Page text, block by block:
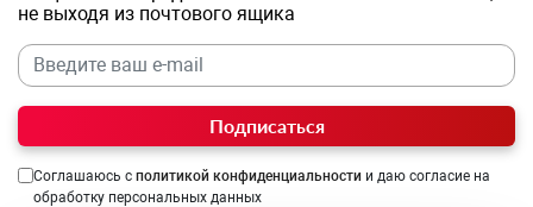
не выходя из почтового ящика
Подписаться
Соглашаюсь с политикой конфиденциальности и даю согласие на
обработку персональных данных